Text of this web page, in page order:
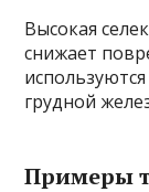
Высокая
снижает
грудной
Примеры